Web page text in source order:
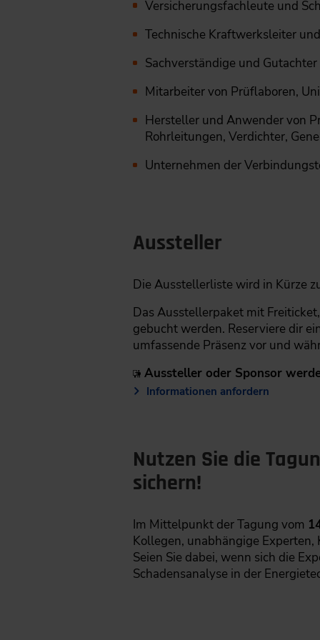
Versicherungsfachleute und
Technische Kraftwerksleiter
Sachverständige und Gutachter
Mitarbeiter von Prüflaboren,
Hersteller und Anwender von
Rohrleitungen, Verdichter,
Unternehmen der
Aussteller
Die Ausstellerliste wird in Kürze
Das Ausstellerpaket mit
gebucht werden. Reserviere dir
umfassende Präsenz vor und
Aussteller oder Sponsor
Informationen anfordern
Nutzen Sie die
sichern!
Im Mittelpunkt der Tagung vom
Kollegen, unabhängige
Seien Sie dabei, wenn sich die
Schadensanalyse in der